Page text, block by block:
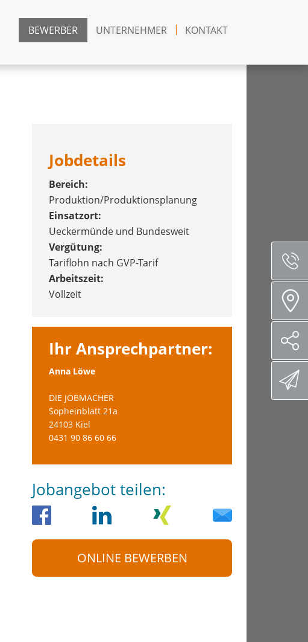
BEWERBER UNTERNEHMER KONTAKT
Jobdetails
Bereich:
Produktion/Produktionsplanung
Einsatzort:
Ueckermünde und Bundesweit
Vergütung:
Tariflohn nach GVP-Tarif
Arbeitszeit:
Vollzeit
Ihr Ansprechpartner:
Anna Löwe
DIE JOBMACHER
Sopheinblatt 21a
24103 Kiel
0431 90 86 60 66
Jobangebot teilen:
ONLINE BEWERBEN